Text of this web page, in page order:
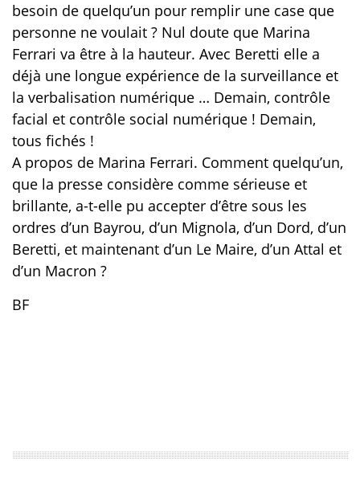
besoin de quelqu’un pour remplir une case que
personne ne voulait ? Nul doute que Marina
Ferrari va être à la hauteur. Avec Beretti elle a
déjà une longue expérience de la surveillance et
la verbalisation numérique … Demain, contrôle
facial et contrôle social numérique ! Demain,
tous fichés !
A propos de Marina Ferrari. Comment quelqu’un,
que la presse considère comme sérieuse et
brillante, a-t-elle pu accepter d’être sous les
ordres d’un Bayrou, d’un Mignola, d’un Dord, d’un
Beretti, et maintenant d’un Le Maire, d’un Attal et
d’un Macron ?
BF